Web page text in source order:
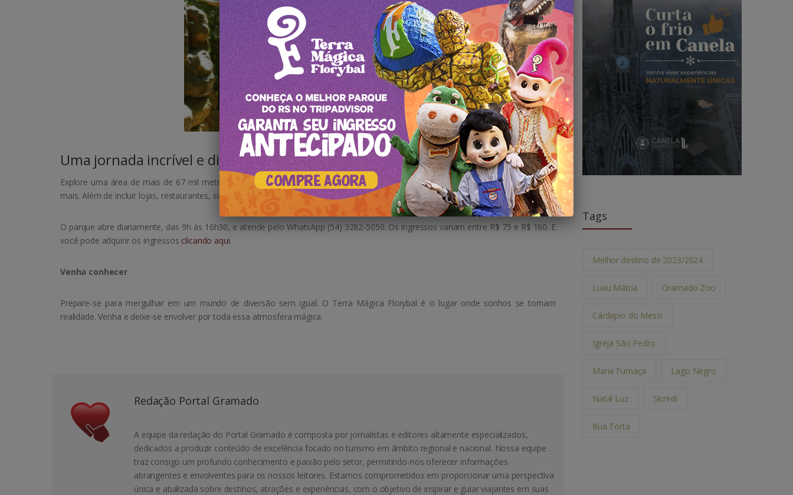
Uma jornada incrível e divertida
Explore uma área de mais de 67 mil metros quadrados, rodeados por seres mitológicos, dinossauros, gigantes de pedra e muito
mais. Além de incluir lojas, restaurantes, simulador de montanha russa e um passeio de Dino móvel.
O parque abre diariamente, das 9h às 16h30, e atende pelo WhatsApp (54) 3282-5050. Os ingressos variam entre R$ 75 e R$ 160. E
você pode adquirir os ingressos clicando aqui.
Venha conhecer
Prepare-se para mergulhar em um mundo de diversão sem igual. O Terra Mágica Florybal é o lugar onde sonhos se tornam
realidade. Venha e deixe-se envolver por toda essa atmosfera mágica.
Redação Portal Gramado
A equipe da redação do Portal Gramado é composta por jornalistas e editores altamente especializados,
dedicados a produzir conteúdo de excelência focado no turismo em âmbito regional e nacional. Nossa equipe
traz consigo um profundo conhecimento e paixão pelo setor, permitindo-nos oferecer informações
abrangentes e envolventes para os nossos leitores. Estamos comprometidos em proporcionar uma perspectiva
única e abalizada sobre destinos, atrações e experiências, com o objetivo de inspirar e guiar viajantes em suas
Tags
Melhor destino de 2023/2024
Luau Mátria Gramado Zoo
Cárdapio do Messi
Igreja São Pedro
Maria Fumaça Lago Negro
Natal Luz Sicredi
Rua Torta